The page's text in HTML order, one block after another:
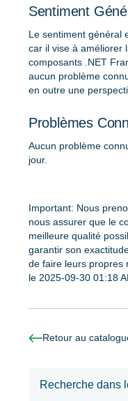
Sentiment
Le sentiment général
car il vise à améliorer
composants .NET
aucun problème
en outre une
Problèmes
Aucun problème
jour.
Important: Nous
nous assurer que le
meilleure qualité
garantir son
de faire leurs propres
le 2025-09-30 01:18
Retour au